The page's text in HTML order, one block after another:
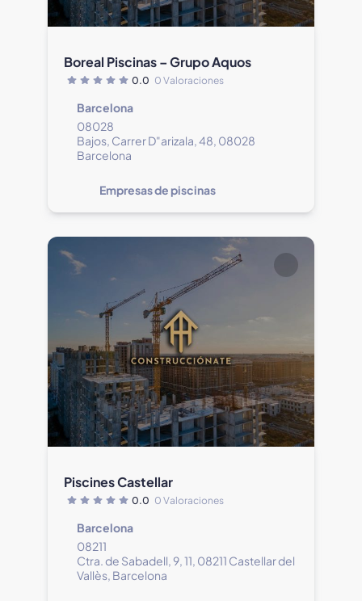
Boreal Piscinas – Grupo Aquos
0.0 0 Valoraciones
Barcelona
08028
Bajos, Carrer D"arizala, 48, 08028
Barcelona
Empresas de piscinas
Piscines Castellar
0.0 0 Valoraciones
Barcelona
08211
Ctra. de Sabadell, 9, 11, 08211 Castellar del
Vallès, Barcelona